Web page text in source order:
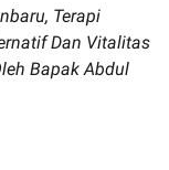
Terapi
Dan Vitalitas
Bapak Abdul